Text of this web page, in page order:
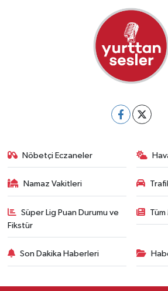
Nöbetçi Eczaneler
Namaz Vakitleri
Süper Lig Puan Durumu ve
Fikstür
Son Dakika Haberleri